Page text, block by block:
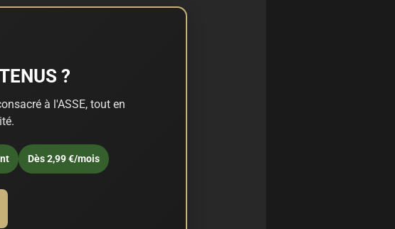
?
à l'ASSE, tout en
Dès 2,99 €/mois